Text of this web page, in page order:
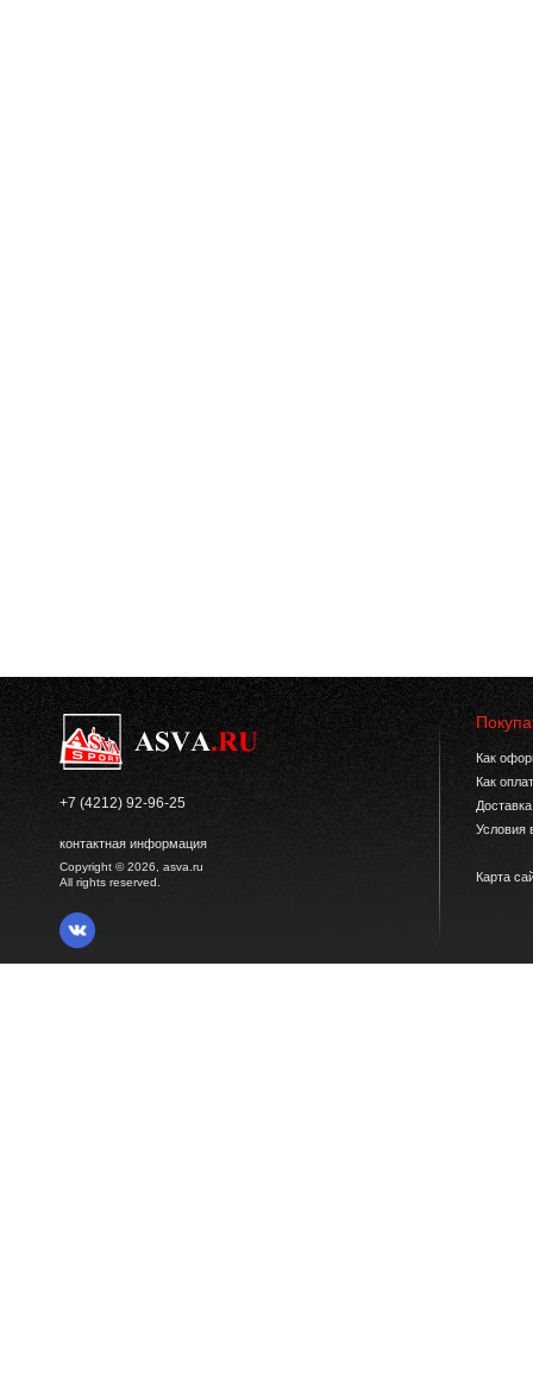
+7 (4212) 92-96-25
контактная информация
Copyright © 2026, asva.ru
All rights reserved.
Как
Как
Условия
Карта